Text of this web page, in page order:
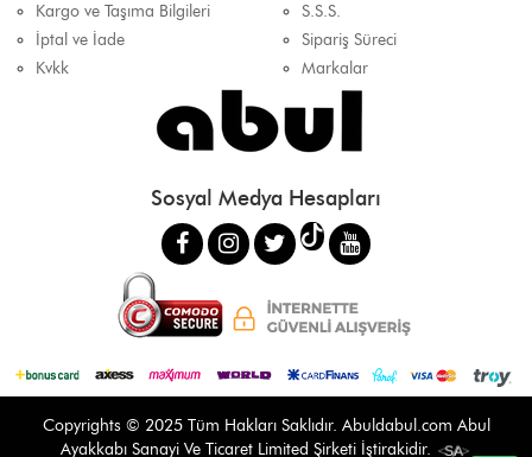
Kargo ve Taşıma Bilgileri
İptal ve İade
Kvkk
S.S.S.
Sipariş Süreci
Markalar
Sosyal Medya Hesapları
Copyrights © 2025 Tüm Hakları Saklıdır. Abuldabul.com Abul
Ayakkabı Sanayi Ve Ticaret Limited Şirketi İştirakidir.